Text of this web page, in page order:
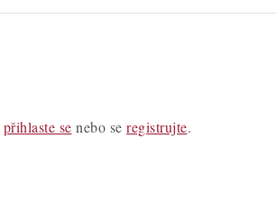
přihlaste se nebo se registrujte.